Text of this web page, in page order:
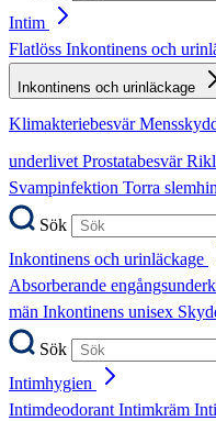
Intim
Flatlöss Inkontinens och
Inkontinens och urinläckage
Klimakteriebesvär
underlivetProstatabesvär
Svampinfektion Torra
Sök
Inkontinens och urinläckage
Absorberande
män Inkontinens unisex
Sök
Intimhygien
IntimdeodorantIntimkräm